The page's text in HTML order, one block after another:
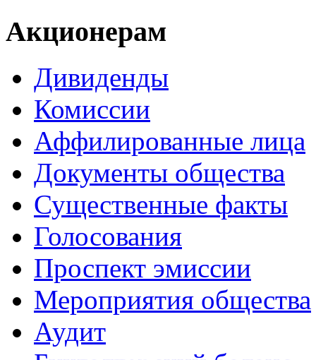
Акционерам
Дивиденды
Комиссии
Аффилированные лица
Документы общества
Существенные факты
Голосования
Проспект эмиссии
Мероприятия общества
Аудит